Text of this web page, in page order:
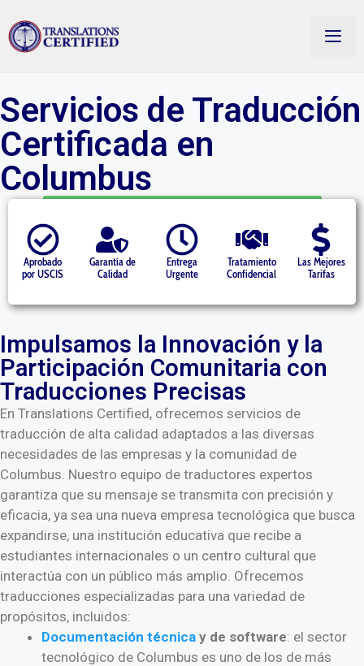
Servicios de Traducción
Certificada en
Columbus
Aprobado
por USCIS
Garantía de
Calidad
Entrega
Urgente
Tratamiento
Confidencial
Las Mejores
Tarifas
Impulsamos la Innovación y la
Participación Comunitaria con
Traducciones Precisas
En Translations Certified, ofrecemos servicios de
traducción de alta calidad adaptados a las diversas
necesidades de las empresas y la comunidad de
Columbus. Nuestro equipo de traductores expertos
garantiza que su mensaje se transmita con precisión y
eficacia, ya sea una nueva empresa tecnológica que busca
expandirse, una institución educativa que recibe a
estudiantes internacionales o un centro cultural que
interactúa con un público más amplio. Ofrecemos
traducciones especializadas para una variedad de
propósitos, incluidos:
Documentación técnica y de software: el sector
tecnológico de Columbus es uno de los de más